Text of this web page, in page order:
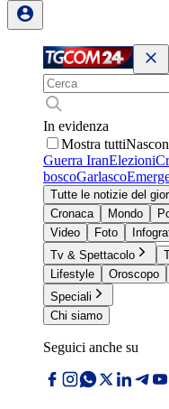
In evidenza
Mostra tutti
Guerra IranElezioni
boscoGarlasco
Tutte le notizie del
Cronaca
Mondo
Video
Foto
Tv & Spettacolo
Lifestyle
Oroscopo
Speciali
Chi siamo
Seguici anche su